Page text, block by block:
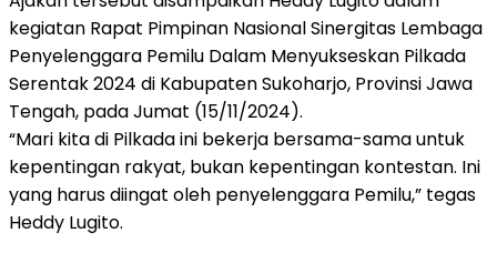
kegiatan Rapat Pimpinan Nasional Sinergitas Lembaga
Penyelenggara Pemilu Dalam Menyukseskan Pilkada
Serentak 2024 di Kabupaten Sukoharjo, Provinsi Jawa
Tengah, pada Jumat (15/11/2024).
“Mari kita di Pilkada ini bekerja bersama-sama untuk
kepentingan rakyat, bukan kepentingan kontestan. Ini
yang harus diingat oleh penyelenggara Pemilu,” tegas
Heddy Lugito.